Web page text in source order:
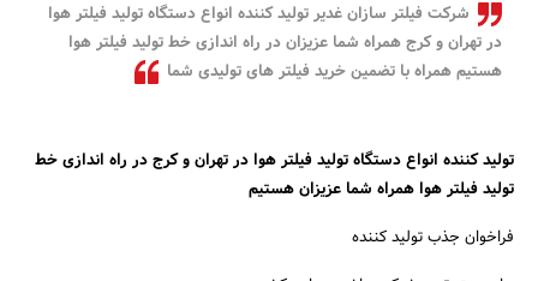
شرکت فیلتر سازان غدیر تولید کننده انواع دستگاه تولید فیلتر هوا
در تهران و کرج همراه شما عزیزان در راه اندازی خط تولید فیلتر هوا
هستیم همراه با تضمین خرید فیلتر های تولیدی شما
تولید کننده انواع دستگاه تولید فیلتر هوا در تهران و کرج در راه اندازی خط
تولید فیلتر هوا همراه شما عزیزان هستیم
فراخوان جذب تولید کننده